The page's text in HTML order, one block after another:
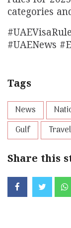
categories
#UAENews
Tags
News
Gulf
Travel
Share this